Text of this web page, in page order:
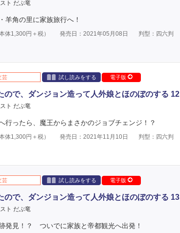
ト だぶ竜
羊角の里に家族旅行へ！
体1,300円＋税） 発売日：2021年05月08日 判型：四六判
芸 試し読みをする 電子版
ので、ダンジョン造って人外娘とほのぼのする 12
ト だぶ竜
行ったら、魔王からまさかのジョブチェンジ！？
体1,300円＋税） 発売日：2021年11月10日 判型：四六判
芸 試し読みをする 電子版
ので、ダンジョン造って人外娘とほのぼのする 13
ト だぶ竜
発見！？ ついでに家族と帝都観光へ出発！